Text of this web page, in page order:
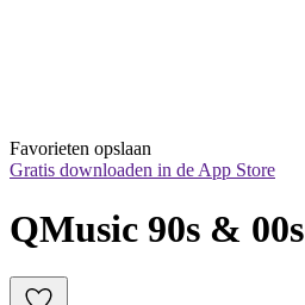
Favorieten opslaan
Gratis downloaden in de App Store
QMusic 90s & 00s